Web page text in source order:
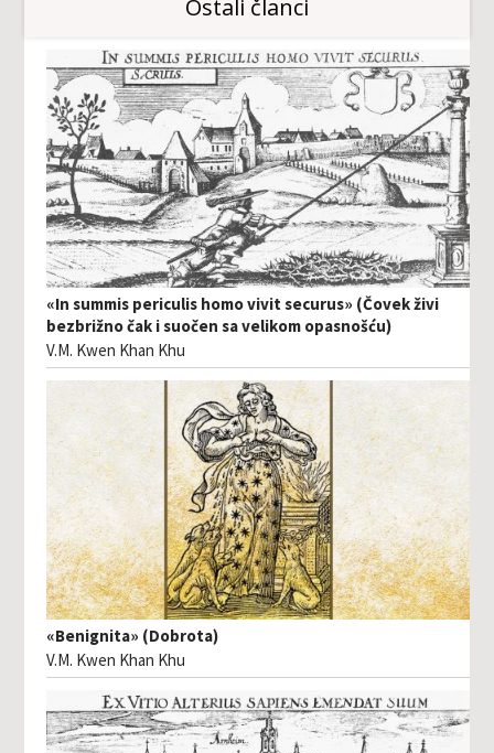
Ostali članci
«In summis periculis homo vivit securus» (Čovek živi
bezbrižno čak i suočen sa velikom opasnošću)
V.M. Kwen Khan Khu
«Benignita» (Dobrota)
V.M. Kwen Khan Khu